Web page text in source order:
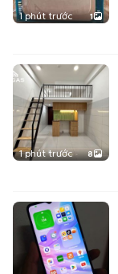
1 phút trước 1
1 phút trước 8